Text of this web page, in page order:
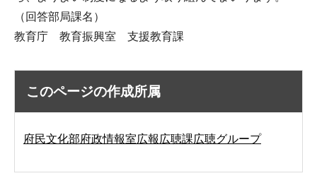
（回答部局課名）
教育庁 教育振興室 支援教育課
このページの作成所属
府民文化部府政情報室広報広聴課広聴グループ